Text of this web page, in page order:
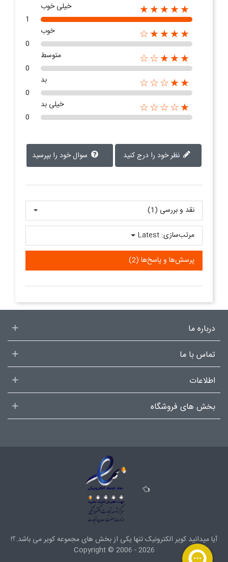
★★★★★
خیلی خوب
1
★★★★☆
خوب
0
★★★☆☆
متوسط
0
★★☆☆☆
بد
0
★☆☆☆☆
خیلی بد
0
سوال خود را بپرسید
نقد و بررسی‌‌ (1)
پرسش‌ها و پاسخ‌ها (2)
مرتب‌سازی: Latest
درباره ما
تماس با ما
اطلاعات
بخش های فروشگاه
آیا میدانید کویر الکترونیک تنها یکی از بخش هایمجموعه کویرمی باشد.؟!
Copyright © 2006 - 2026